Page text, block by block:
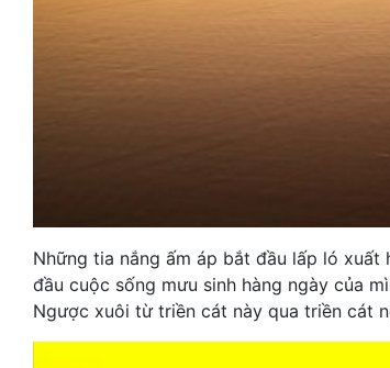
Những tia nắng ấm áp bắt đầu lấp ló
đầu cuộc sống mưu sinh hàng ngày của
Ngược xuôi từ triền cát này qua triền cát